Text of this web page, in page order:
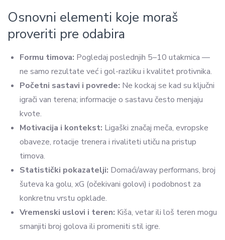
Osnovni elementi koje moraš
proveriti pre odabira
Formu timova: Pogledaj poslednjih 5–10 utakmica —
ne samo rezultate već i gol-razliku i kvalitet protivnika.
Početni sastavi i povrede: Ne kockaj se kad su ključni
igrači van terena; informacije o sastavu često menjaju
kvote.
Motivacija i kontekst: Ligaški značaj meča, evropske
obaveze, rotacije trenera i rivaliteti utiču na pristup
timova.
Statistički pokazatelji: Domaći/away performans, broj
šuteva ka golu, xG (očekivani golovi) i podobnost za
konkretnu vrstu opklade.
Vremenski uslovi i teren: Kiša, vetar ili loš teren mogu
smanjiti broj golova ili promeniti stil igre.